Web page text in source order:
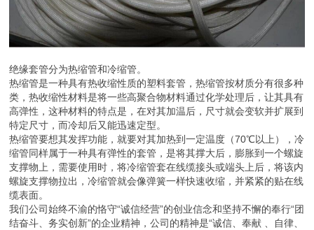
绝缘套管分为热缩管和冷缩管。
热缩管是一种具有热收缩性质的塑料套管，热缩管按材质分有很多种
类，热收缩性材料是将一些高聚合物材料通过化学处理后，让其具有
高弹性，这种材料的特点是，在对其加温后，尺寸就会变软并扩展到
特定尺寸，而冷却后又能迅速定型。
热缩管要想其发挥功能，就要对其加热到一定温度（70℃以上），冷
缩管同样属于一种具有弹性的套管，是将其撑大后，膨胀到一个螺旋
支撑物上，需要使用时，将冷缩管套在线缆接头或端头上后，将该内
螺旋支撑物拉出，冷缩管就会像弹簧一样快速收缩，并紧紧的贴在线
缆表面。
我们公司始终不渝的恪守“诚信经营”的创业信念和坚持不懈的奉行“团
结奋斗、务实创新”的企业精神，公司的精神是“诚信、奉献 、自律、